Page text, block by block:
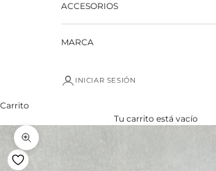
ACCESORIOS
MARCA
INICIAR SESIÓN
Carrito
Tu carrito está vacío
Zoom na imagem